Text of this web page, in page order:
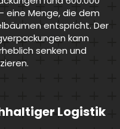
eine Menge, die dem
entspricht. Der
kann
senken und
Logistik